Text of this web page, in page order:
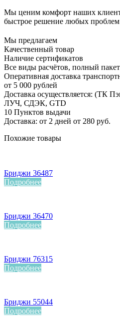
Мы ценим комфорт наших
быстрое решение любых
Мы предлагаем
Качественный товар
Наличие сертификатов
Все виды расчётов, полный
Оперативная доставка
от 5 000 рублей
Доставка осуществляется:
ЛУЧ, СДЭК, GTD
10 Пунктов выдачи
Доставка: от 2 дней от 280 руб.
Похожие товары
Бриджи 36487
Подробнее
Бриджи 36470
Подробнее
Бриджи 76315
Подробнее
Бриджи 55044
Подробнее